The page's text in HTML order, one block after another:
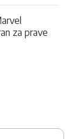
za prave